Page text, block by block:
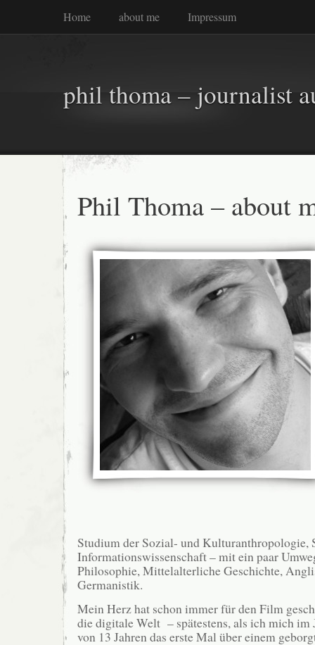
Home about me Impressum
phil thoma – journalist
Phil Thoma – about
Studium der Sozial- und Kulturanthropologie,
Informationswissenschaft – mit ein paar
Philosophie, Mittelalterliche Geschichte,
Germanistik.
Mein Herz hat schon immer für den Film
die digitale Welt – spätestens, als ich mich
von 13 Jahren das erste Mal über einem